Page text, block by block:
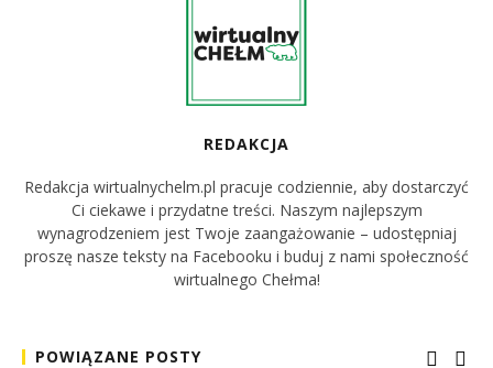
REDAKCJA
Redakcja wirtualnychelm.pl pracuje codziennie, aby dostarczyć
Ci ciekawe i przydatne treści. Naszym najlepszym
wynagrodzeniem jest Twoje zaangażowanie – udostępniaj
proszę nasze teksty na Facebooku i buduj z nami społeczność
wirtualnego Chełma!
POWIĄZANE POSTY